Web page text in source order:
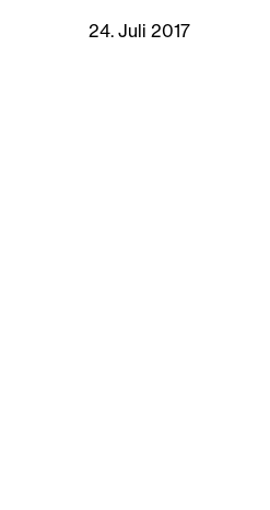
24. Juli 2017